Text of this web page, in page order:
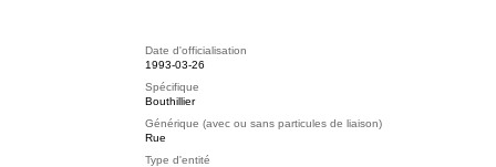
Date d'officialisation
1993-03-26
Spécifique
Bouthillier
Générique (avec ou sans particules de liaison)
Rue
Type d'entité